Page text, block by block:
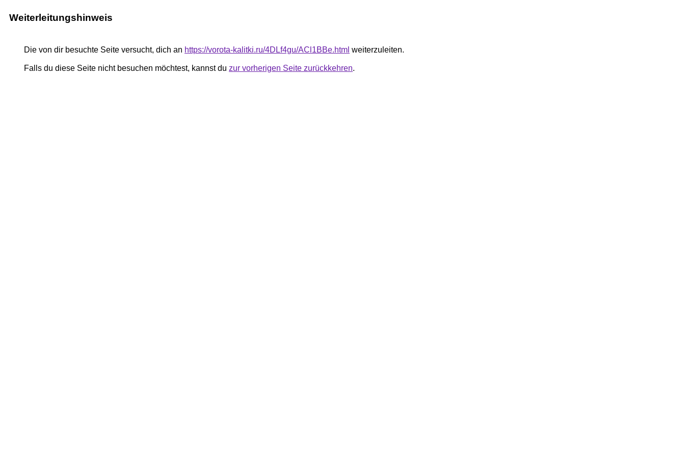
Weiterleitungshinweis
Die von dir besuchte Seite versucht, dich an https://vorota-kalitki.ru/4DLf4gu/ACl1BBe.html weiterzuleiten.
Falls du diese Seite nicht besuchen möchtest, kannst du zur vorherigen Seite zurückkehren.